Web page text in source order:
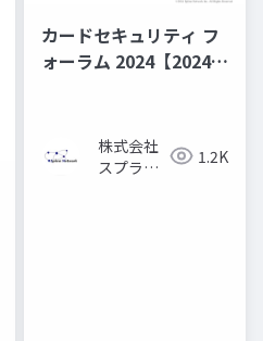
カードセキュリティ フ
ォーラム 2024【2024年
Wi-Fi領域」】
株式会社
スプライ
1.2K